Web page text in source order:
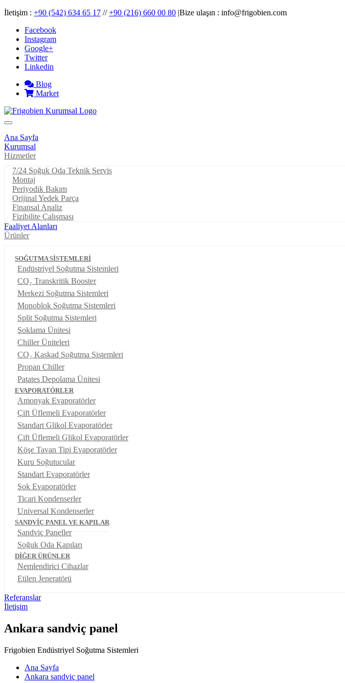
İletişim : +90 (542) 634 65 17 //+90 (216) 660 00 80 |Bize ulaşın : info@frigobien.com
Facebook
Instagram
Google+
Twitter
Linkedin
Blog
Market
Ana Sayfa
Kurumsal
Hizmetler
7/24 Soğuk Oda Teknik Servis
Montaj
Periyodik Bakım
Orijinal Yedek Parça
Finansal Analiz
Fizibilite Çalışması
Faaliyet Alanları
Ürünler
SOĞUTMA SİSTEMLERİ
Endüstriyel Soğutma Sistemleri
CO₂ Transkritik Booster
Merkezi Soğutma Sistemleri
Monoblok Soğutma Sistemleri
Split Soğutma Sistemleri
Şoklama Ünitesi
Chiller Üniteleri
CO₂ Kaskad Soğutma Sistemleri
Propan Chiller
Patates Depolama Ünitesi
EVAPORATÖRLER
Amonyak Evaporatörler
Çift Üflemeli Evaporatörler
Standart Glikol Evaporatörler
Çift Üflemeli Glikol Evaporatörler
Köşe Tavan Tipi Evaporatörler
Kuru Soğutucular
Standart Evaporatörler
Şok Evaporatörler
Ticari Kondenserler
Universal Kondenserler
SANDVİÇ PANEL VE KAPILAR
Sandviç Paneller
Soğuk Oda Kapıları
DİĞER ÜRÜNLER
Nemlendirici Cihazlar
Etilen Jeneratörü
Referanslar
İletişim
Ankara sandviç panel
Frigobien Endüstriyel Soğutma Sistemleri
Ana Sayfa
Ankara sandviç panel